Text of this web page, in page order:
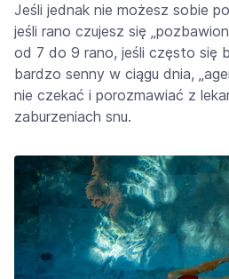
Jeśli jednak nie możesz sobie
jeśli rano czujesz się
od 7 do 9 rano, jeśli często się
bardzo senny w ciągu dnia,
nie czekać i porozmawiać z
zaburzeniach snu.